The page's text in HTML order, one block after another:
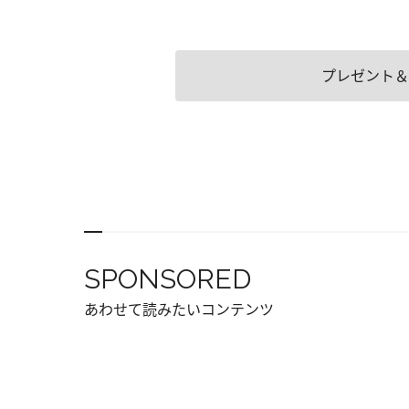
プレゼント
SPONSORED
あわせて読みたいコンテンツ